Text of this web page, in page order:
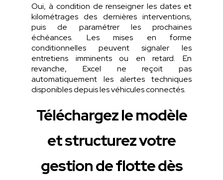
Oui, à condition derenseigner les dates et
kilométrages des dernièresinterventions,
puis de paramétrerles prochaines
échéances. Les mises en
forme
conditionnelles
peuvent signaler les
entretiens
imminents ou en retard. En
revanche, Excel nereçoit pas
automatiquement les alertes techniques
disponiblesdepuislesvéhiculesconnectés.
Téléchargez le modèle
et structurez votre
gestion de flotte dès